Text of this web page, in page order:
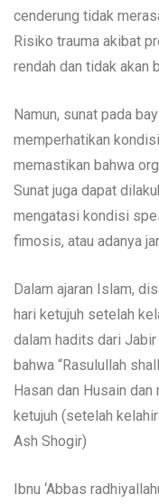
cenderung tidak
Risiko trauma akibat
rendah dan tidak akan
Namun, sunat pada
memperhatikan
memastikan bahwa
Sunat juga dapat
mengatasi kondisi
fimosis, atau adanya
Dalam ajaran Islam,
hari ketujuh setelah
dalam hadits dari Jabir
bahwa “Rasulullah
Hasan dan Husain
ketujuh (setelah
Ash Shogir)
Ibnu ‘Abbas